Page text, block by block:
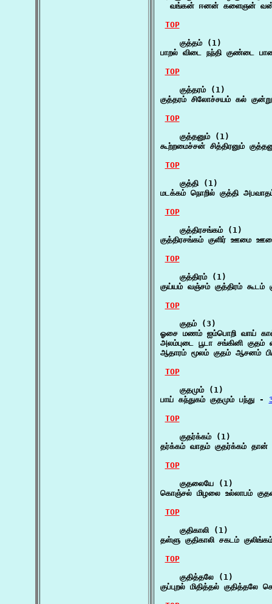
வங்கன் ஈனன் களைஞன்
TOP
    குத்தம் (1)
பாறல் விடை நந்தி குண்டை
TOP
    குத்தரம் (1)
குத்தரம் சிலோச்சயம் கல்
TOP
    குத்தனும் (1)
கூற்றமைச்சன் சித்திரனும்
TOP
    குத்தி (1)
மடக்கம் நொறில் குத்தி
TOP
    குத்திரசங்கம் (1)
குத்திரசங்கம் குளிர் ஊமை
TOP
    குத்திரம் (1)
குய்யம் வஞ்சம் குத்திரம்
TOP
    குதம் (3)
ஓசை மணம் ஐம்பொறி வாய்
அலம்புடை பூடா சங்கினி
ஆதாரம் மூலம் குதம் ஆசனம்
TOP
    குதமும் (1)
பாய் கந்துகம் குதமும் பந்து -
TOP
    குதர்க்கம் (1)
தர்க்கம் வாதம் குதர்க்கம்
TOP
    குதலையே (1)
கொஞ்சல் மிழலை உல்லாபம்
TOP
    குதிகாலி (1)
தள்ளு குதிகாலி சகடம்
TOP
    குதித்தலே (1)
குப்புறல் மிதித்தல்